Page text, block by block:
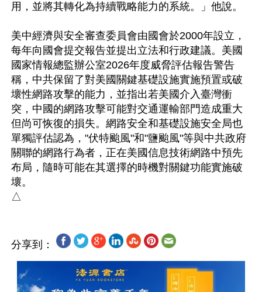
用，並將其轉化為持續戰略能力的系統。」他說。
美中經濟與安全審查委員會由國會於2000年設立，
每年向國會提交報告並提出立法和行政建議。美國
國家情報總監辦公室2026年度威脅評估報告警告
稱，中共保留了對美國關鍵基礎設施實施預置或破
壞性網路攻擊的能力，並指出若美國介入臺灣衝
突，中國的網路攻擊可能對交通運輸部門造成重大
但尚可恢復的損失。網路安全和基礎設施安全局也
單獨評估認為，"伏特颱風"和"鹽颱風"等與中共政府
關聯的網路行為者，正在美國信息技術網路中預先
布局，隨時可能在其選擇的時機對關鍵功能實施破
壞。
分享到：